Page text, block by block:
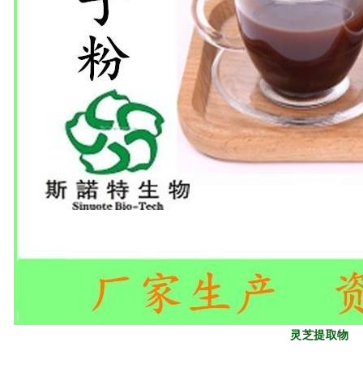
灵芝提取物